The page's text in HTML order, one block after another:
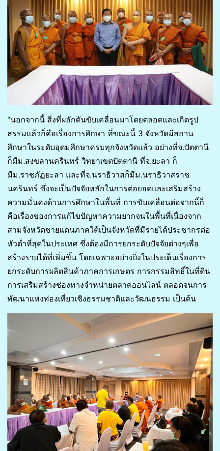
“นอกจากนี้ สิ่งที่ผลักดันขับเคลื่อนมาโดยตลอดและเกิดรูป
ธรรมแล้วก็คือเรื่องการศึกษา ที่ขณะนี้ 3 จังหวัดมีสถาน
ศึกษาในระดับอุดมศึกษาครบทุกจังหวัดแล้ว อย่างที่จ.ปัตตานี
ก็มีม.สงขลานครินทร์ วิทยาเขตปัตตานี ที่จ.ยะลา ก็
มีม.ราชภัฏยะลา และที่จ.นราธิวาสก็มีม.นราธิวาสราช
นครินทร์ ซึ่งจะเป็นปัจจัยหลักในการต่อยอดและเสริมสร้าง
ความมั่นคงด้านการศึกษาในพื้นที่ การขับเคลื่อนต่อจากนี้ก็
คือเรื่องของการแก้ไขปัญหาความยากจนในพื้นที่เนื่องจาก
สามจังหวัดชายแดนภาคใต้เป็นจังหวัดที่มีรายได้ประชากรต่อ
หัวต่ำที่สุดในประเทศ ซึ่งต้องมีการยกระดับปัจจัยต่างๆเพื่อ
สร้างรายได้ที่เพิ่มขึ้น โดยเฉพาะอย่างยิ่งในประเด็นเรื่องการ
ยกระดับการผลิตสินค้าภาคการเกษตร การกรรมสิทธิ์ในที่ดิน
การเสริมสร้างช่องทางจำหน่ายตลาดออนไลน์ ตลอดจนการ
พัฒนาแห่งท่องเที่ยวเชิงธรรมชาติและวัฒนธรรม เป็นต้น